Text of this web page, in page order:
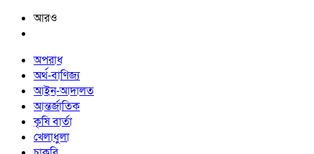
আরও
অপরাধ
অর্থ-বাণিজ্য
আইন-আদালত
আন্তর্জাতিক
কৃষি বার্তা
খেলাধুলা